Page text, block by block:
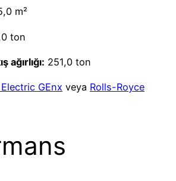
m²
ton
ağırlığı: 251,0 ton
GEnx veya Rolls-Royce